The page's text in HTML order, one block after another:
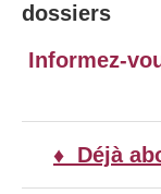
dossiers
Informez-
♦ Déjà